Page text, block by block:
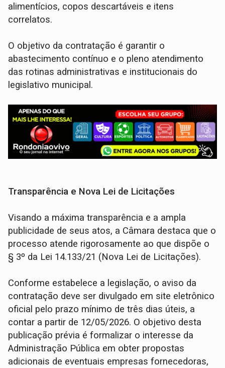
alimentícios, copos descartáveis e itens
correlatos.
O objetivo da contratação é garantir o
abastecimento contínuo e o pleno atendimento
das rotinas administrativas e institucionais do
legislativo municipal.
Transparência e Nova Lei de Licitações
Visando a máxima transparência e a ampla
publicidade de seus atos, a Câmara destaca que o
processo atende rigorosamente ao que dispõe o
§ 3º da Lei 14.133/21 (Nova Lei de Licitações).
Conforme estabelece a legislação, o aviso da
contratação deve ser divulgado em site eletrônico
oficial pelo prazo mínimo de três dias úteis, a
contar a partir de 12/05/2026. O objetivo desta
publicação prévia é formalizar o interesse da
Administração Pública em obter propostas
adicionais de eventuais empresas fornecedoras,